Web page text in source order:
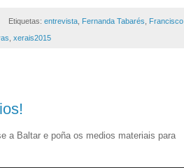
Etiquetas: entrevista, Fernanda Tabarés Francisco
xerais2015
a Baltar e poña os medios materiais para